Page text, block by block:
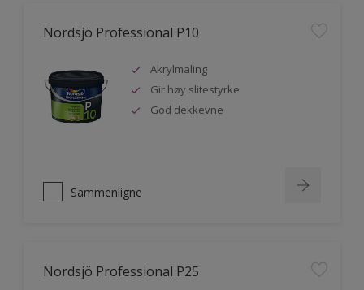
Nordsjö Professional P10
Akrylmaling
Gir høy slitestyrke
God dekkevne
Sammenligne
Nordsjö Professional P25